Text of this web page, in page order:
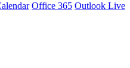
Office 365 Outlook Live